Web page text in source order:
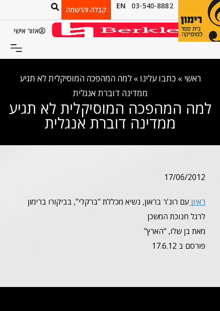
03-540-8882
EN קבלה והרשמה
אזור אישי
ראשי »כתבו עלינו »למה המהפכה המוסיקלית לא תגיע
ממדינה דוברת אנגלית
למה המהפכה המוסיקלית לא תגיע
ממדינה דוברת אנגלית
17/06/2012
ראיון עם רוג'ר בראון, נשיא מכללת "ברקלי", בביקורו ברימון
לרגל חנוכת המשכן
מאת בן שלו, "הארץ"
פורסם ב 17.6.12